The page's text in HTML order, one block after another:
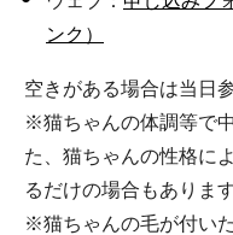
ンク）
空きがある場合は当日
※猫ちゃんの体調等で
た、猫ちゃんの性格に
るだけの場合もあります
※猫ちゃんの毛が付い